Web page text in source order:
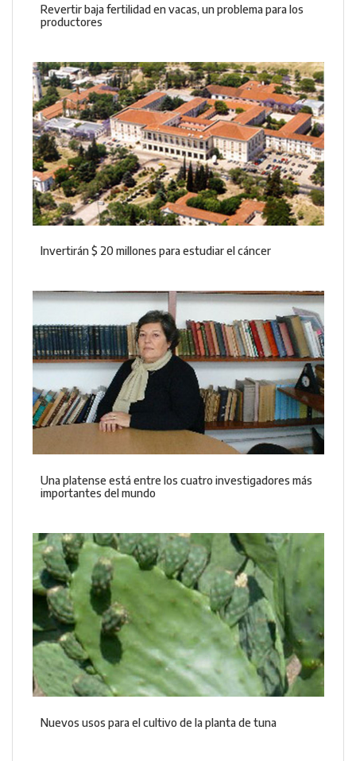
Revertir baja fertilidad en vacas, un problema para los
productores
Invertirán $ 20 millones para estudiar el cáncer
Una platense está entre los cuatro investigadores más
importantes del mundo
Nuevos usos para el cultivo de la planta de tuna